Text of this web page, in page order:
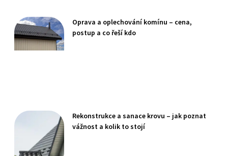
Oprava a oplechování komínu – cena,
postup a co řeší kdo
Rekonstrukce a sanace krovu – jak poznat
vážnost a kolik to stojí